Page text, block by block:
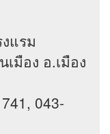
แรม
มือง อ.เมือง
043-